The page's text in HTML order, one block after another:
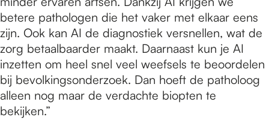
betere pathologen die het vaker met elkaar eens
zijn. Ook kan AI de diagnostiek versnellen, wat de
zorg betaalbaarder maakt. Daarnaast kun je AI
inzetten om heel snel veel weefsels te beoordelen
bij bevolkingsonderzoek. Dan hoeft de patholoog
alleen nog maar de verdachte biopten te
bekijken.”